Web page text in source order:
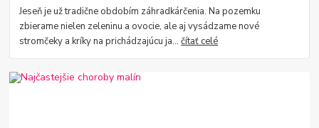
Jeseň je už tradične obdobím záhradkárčenia. Na pozemku
zbierame nielen zeleninu a ovocie, ale aj vysádzame nové
stromčeky a kríky na prichádzajúcu ja...čítať celé